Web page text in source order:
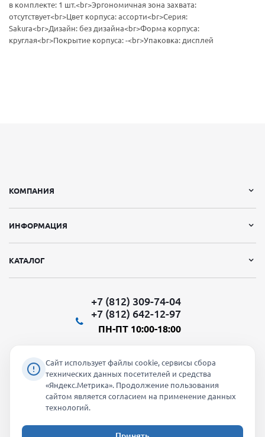
в комплекте: 1 шт.<br>Эргономичная зона захвата:
отсутствует<br>Цвет корпуса: ассорти<br>Серия:
Sakura<br>Дизайн: без дизайна<br>Форма корпуса:
круглая<br>Покрытие корпуса: -<br>Упаковка: дисплей
КОМПАНИЯ
ИНФОРМАЦИЯ
КАТАЛОГ
+7 (812) 309-74-04
+7 (812) 642-12-97
ПН-ПТ 10:00-18:00
Мы в социальных сетях:
Сайт использует файлы cookie, сервисы сбора
технических данных посетителей и средства
«Яндекс.Метрика». Продолжение пользования
сайтом является согласием на применение данных
технологий.